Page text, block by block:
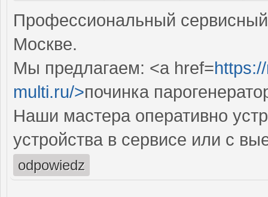
Профессиональный
Москве.
Мы предлагаем: <a href=
multi.ru/>починка
Наши мастера оперативно
устройства в сервисе или с
odpowiedz